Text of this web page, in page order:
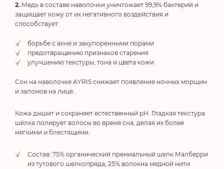
Медь в составе наволочки уничтожает 99,9% бактерий и
защищает кожу от их негативного воздействия и
способствует:
борьбе с акне и закупоренными порами
предотвращению признаков старения
улучшению текстуры, тона и цвета кожи.
Сон на наволочке AYRIS снижает появление ночных морщин
и заломов на лице.
Кожа дышит и сохраняет естественный pH. Гладкая текстура
шёлка полирует волосы во время сна, делая их более
мягкими и блестящими.
Состав: 75% органический премиальный шелк Малберри
из тутового шелкопряда, 25% волокна медной нити